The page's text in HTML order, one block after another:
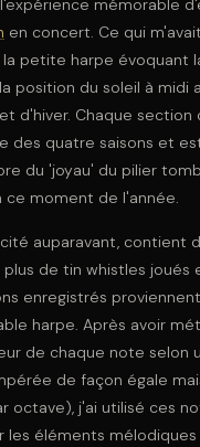
mémorable
en concert. Ce qui
petite harpe évoquant
position du soleil à midi
d'hiver. Chaque section
des quatre saisons et
du 'joyau' du pilier
ce moment de l'année.
auparavant, contient
de tin whistles joués
enregistrés
harpe. Après avoir
de chaque note selon
de façon égale
octave), j'ai utilisé ces
les éléments mélodiques